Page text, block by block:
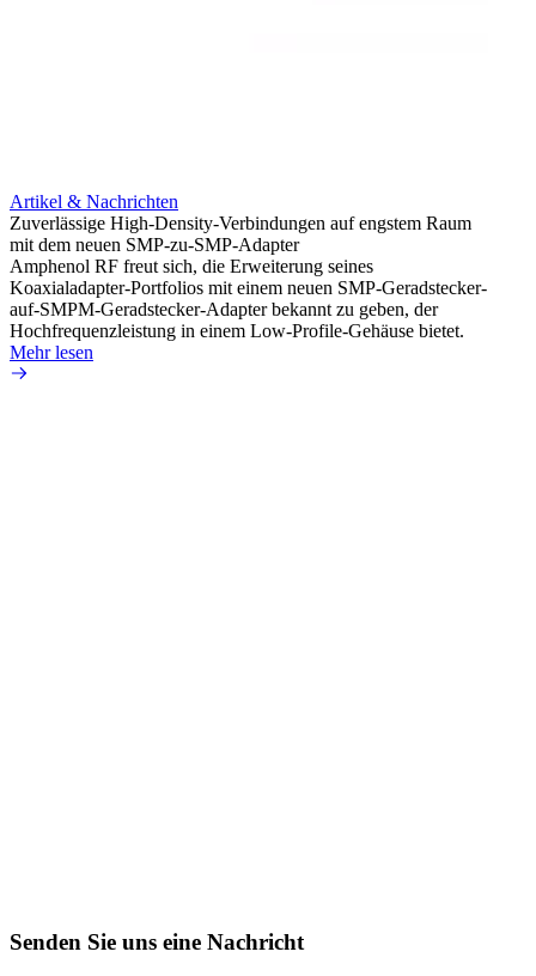
Artikel & Nachrichten
Zuverlässige High-Density-Verbindungen auf engstem Raum
mit dem neuen SMP-zu-SMP-Adapter
Amphenol RF freut sich, die Erweiterung seines
Koaxialadapter-Portfolios mit einem neuen SMP-Geradstecker-
auf-SMPM-Geradstecker-Adapter bekannt zu geben, der
Hochfrequenzleistung in einem Low-Profile-Gehäuse bietet.
Mehr lesen
Senden Sie uns eine Nachricht